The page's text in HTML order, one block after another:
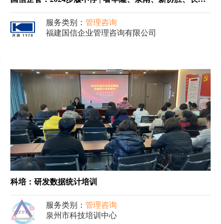
服务类别： 管理咨询
福建国信企业管理咨询有限公司
科培：研发数据统计培训
服务类别： 管理咨询
泉州市科技培训中心